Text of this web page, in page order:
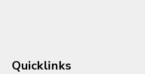
Quicklinks